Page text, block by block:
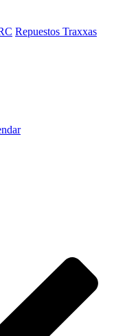
Repuestos Traxxas